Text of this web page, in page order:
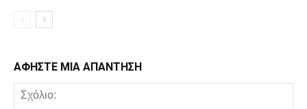
ΑΦΗΣΤΕ ΜΙΑ ΑΠΑΝΤΗΣΗ